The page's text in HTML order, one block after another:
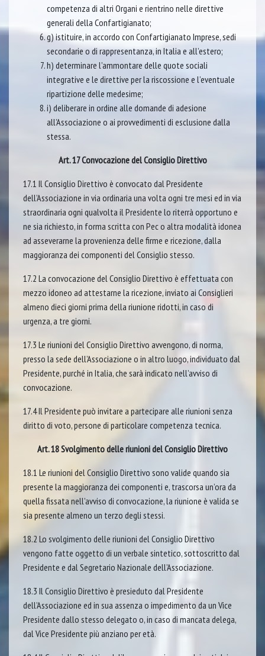
competenza di altri Organi e rientrino nelle direttive
generali della Confartigianato;
g) istituire, in accordo con Confartigianato Imprese, sedi
secondarie o di rappresentanza, in Italia e all’estero;
h) determinare l’ammontare delle quote sociali
integrative e le direttive per la riscossione e l’eventuale
ripartizione delle medesime;
i) deliberare in ordine alle domande di adesione
all’Associazione o ai provvedimenti di esclusione dalla
stessa.
Art. 17 Convocazione del Consiglio Direttivo
17.1 Il Consiglio Direttivo è convocato dal Presidente
dell’Associazione in via ordinaria una volta ogni tre mesi ed in via
straordinaria ogni qualvolta il Presidente lo riterrà opportuno e
ne sia richiesto, in forma scritta con Pec o altra modalità idonea
ad asseverarne la provenienza delle firme e ricezione, dalla
maggioranza dei componenti del Consiglio stesso.
17.2 La convocazione del Consiglio Direttivo è effettuata con
mezzo idoneo ad attestarne la ricezione, inviato ai Consiglieri
almeno dieci giorni prima della riunione ridotti, in caso di
urgenza, a tre giorni.
17.3 Le riunioni del Consiglio Direttivo avvengono, di norma,
presso la sede dell’Associazione o in altro luogo, individuato dal
Presidente, purché in Italia, che sarà indicato nell’avviso di
convocazione.
17.4 Il Presidente può invitare a partecipare alle riunioni senza
diritto di voto, persone di particolare competenza tecnica.
Art. 18 Svolgimento delle riunioni del Consiglio Direttivo
18.1 Le riunioni del Consiglio Direttivo sono valide quando sia
presente la maggioranza dei componenti e, trascorsa un’ora da
quella fissata nell’avviso di convocazione, la riunione è valida se
sia presente almeno un terzo degli stessi.
18.2 Lo svolgimento delle riunioni del Consiglio Direttivo
vengono fatte oggetto di un verbale sintetico, sottoscritto dal
Presidente e dal Segretario Nazionale dell’Associazione.
18.3 Il Consiglio Direttivo è presieduto dal Presidente
dell’Associazione ed in sua assenza o impedimento da un Vice
Presidente dallo stesso delegato o, in caso di mancata delega,
dal Vice Presidente più anziano per età.